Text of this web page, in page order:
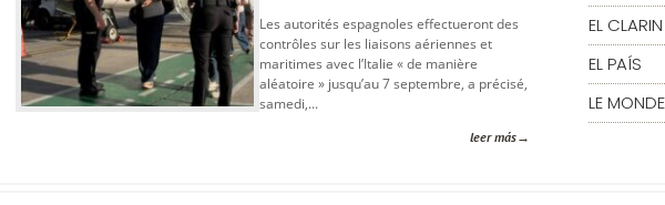
Les autorités espagnoles effectueront des
contrôles sur les liaisons aériennes et
maritimes avec l’Italie « de manière
aléatoire » jusqu’au 7 septembre, a précisé,
samedi,...
leer más
EL CLARIN
EL PAÍS
LE MONDE